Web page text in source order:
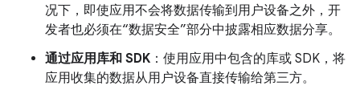
况下，即使应用不会将数据传输到用户设备之外，开
发者也必须在“数据安全”部分中披露相应数据分享。
通过应用库和 SDK ：使用应用中包含的库或 SDK，将
应用收集的数据从用户设备直接传输给第三方。